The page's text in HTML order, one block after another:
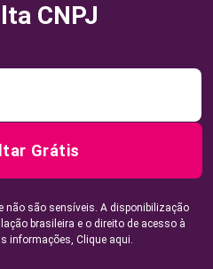
CNPJ
Grátis
não são sensíveis. A disponibilização
brasileira e o direito de acesso à
informações, Clique aqui.